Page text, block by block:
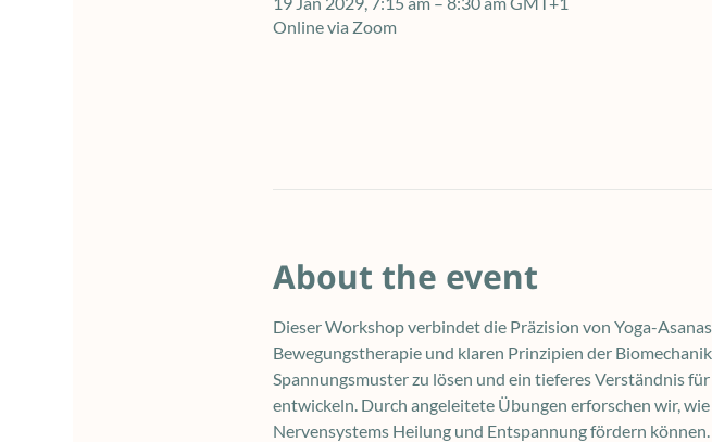
Online via Zoom
About the event
Dieser Workshop verbindet die Präzision von Yoga-
Bewegungstherapie und klaren Prinzipien der
Spannungsmuster zu lösen und ein tieferes Verständnis
entwickeln. Durch angeleitete Übungen erforschen wir,
Nervensystems Heilung und Entspannung fördern